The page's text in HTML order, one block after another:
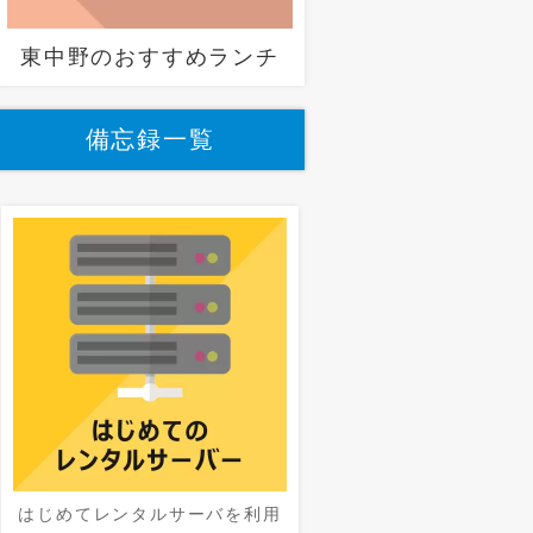
東中野のおすすめランチ
備忘録一覧
はじめてレンタルサーバを利用